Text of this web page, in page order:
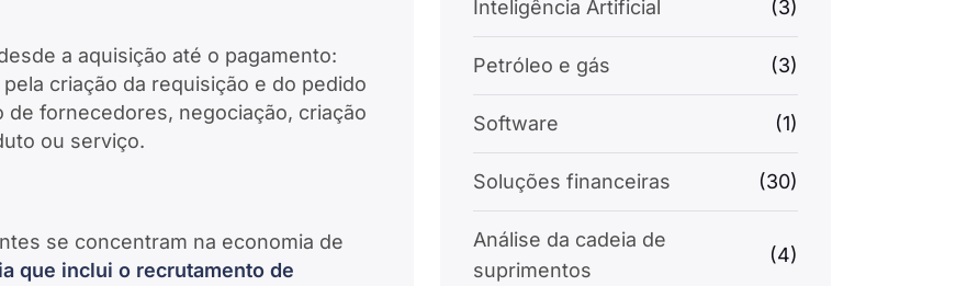
a aquisição até o pagamento:
criação da requisição e do pedido
fornecedores, negociação, criação
ou serviço.
se concentram na economia de
que inclui o recrutamento de
Inteligência Artificial (3)
Petróleo e gás (3)
Software (1)
Soluções financeiras (30)
Análise da cadeia de
suprimentos
(4)